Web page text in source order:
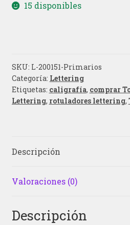
15 disponibles
SKU: L-200151-Primarios
Categoría: Lettering
Etiquetas: caligrafía, comprar
Lettering, rotuladores lettering,
Descripción
Valoraciones (0)
Descripción